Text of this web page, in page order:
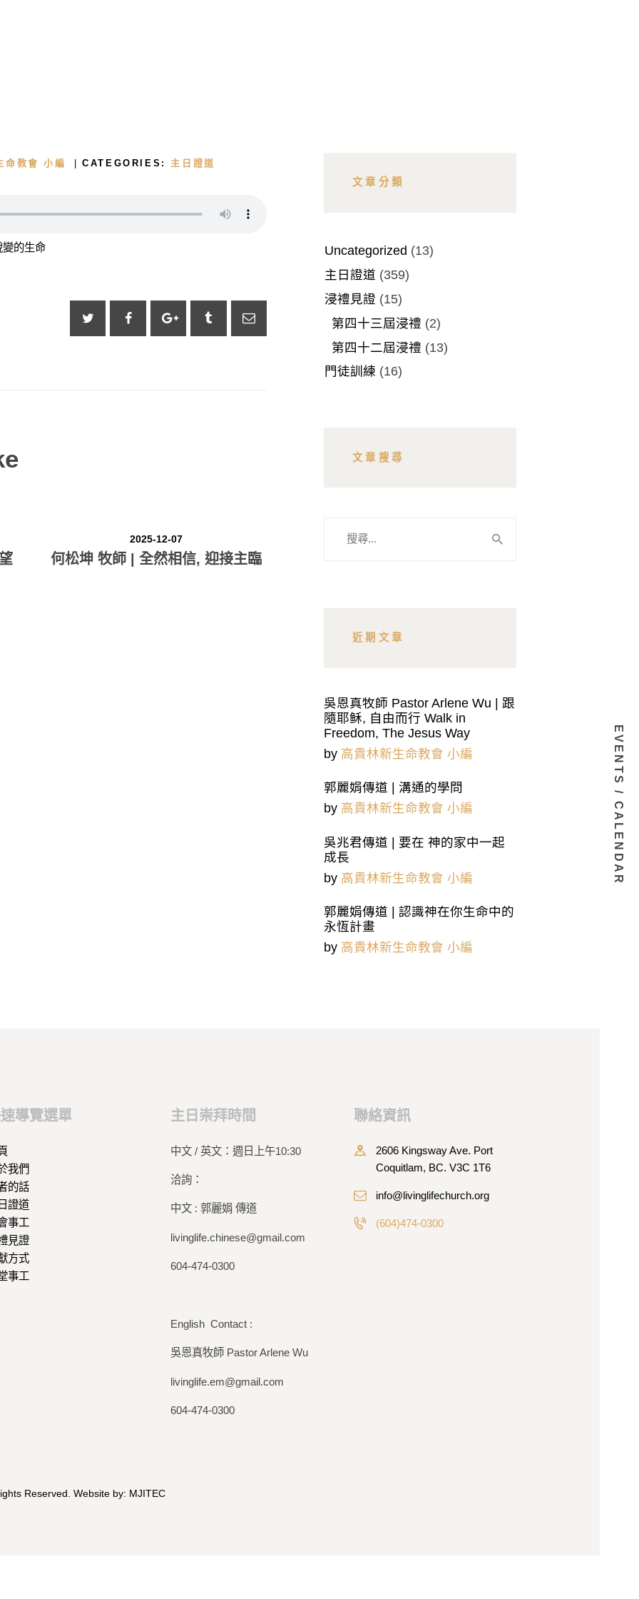
浸禮見證
奉獻方式
命教會 小編 CATEGORIES: 主日證道
變的生命
2025-12-07
何松坤 牧師 | 全然相信, 迎接主臨
文章分類
Uncategorized (13)
主日證道 (359)
浸禮見證 (15)
第四十三屆浸禮 (2)
第四十二屆浸禮 (13)
門徒訓練 (16)
文章搜尋
近期文章
吳恩真牧師 Pastor Arlene Wu | 跟
隨耶稣, 自由而行 Walk in
Freedom, The Jesus Way
by 高貴林新生命教會 小編
郭麗娟傳道 | 溝通的學問
by 高貴林新生命教會 小編
吳兆君傳道 | 要在 神的家中一起
成長
by 高貴林新生命教會 小編
郭麗娟傳道 | 認識神在你生命中的
永恆計畫
by 高貴林新生命教會 小編
導覽選單
我們
的話
證道
事工
見證
方式
事工
主日崇拜時間
中文 / 英文：週日上午10:30
洽詢：
中文 : 郭麗娟 傳道
livinglife.chinese@gmail.com
604-474-0300
English Contact :
吳恩真牧師 Pastor Arlene Wu
livinglife.em@gmail.com
604-474-0300
聯絡資訊
2606 Kingsway Ave. Port
Coquitlam, BC. V3C 1T6
info@livinglifechurch.org
(604)474-0300
Reserved. Website by: MJITEC
EVENTS / CALENDAR